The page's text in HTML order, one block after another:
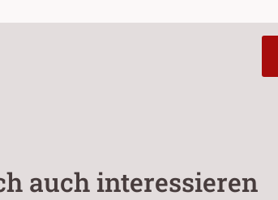
auch interessieren